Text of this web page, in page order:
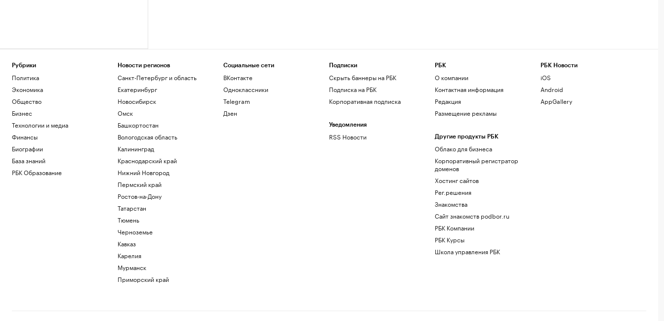
Рубрики
Политика
Экономика
Общество
Бизнес
Технологии и медиа
Финансы
Биографии
База знаний
РБК Образование
Новости регионов
Санкт-Петербург и область
Екатеринбург
Новосибирск
Омск
Башкортостан
Вологодская область
Калининград
Краснодарский край
Нижний Новгород
Пермский край
Ростов-на-Дону
Татарстан
Тюмень
Черноземье
Кавказ
Карелия
Мурманск
Приморский край
Социальные сети
ВКонтакте
Одноклассники
Telegram
Дзен
Подписки
Скрыть баннеры на РБК
Подписка на РБК
Корпоративная подписка
Уведомления
RSS Новости
РБК
О компании
Контактная информация
Редакция
Размещение рекламы
Другие продукты РБК
Облако для бизнеса
Корпоративный регистратор
доменов
Хостинг сайтов
Рег.решения
Знакомства
Сайт знакомств podbor.ru
РБК Компании
РБК Курсы
Школа управления РБК
РБК Новости
iOS
Android
AppGallery